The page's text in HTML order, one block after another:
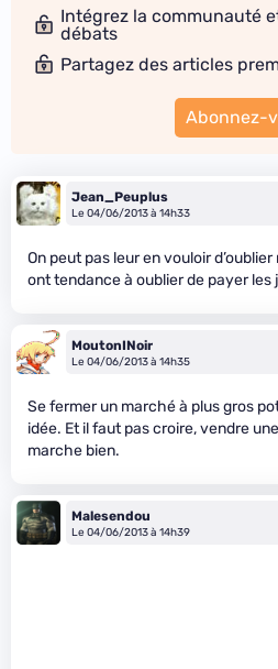
Intégrez la communauté
débats
Partagez des articles
Abonnez-
Jean_Peuplus
Le 04/06/2013 à 14h33
On peut pas leur en vouloir
ont tendance à oublier de payer
MoutonINoir
Le 04/06/2013 à 14h35
Se fermer un marché à plus gros
idée. Et il faut pas croire, vendre
marche bien.
Malesendou
Le 04/06/2013 à 14h39